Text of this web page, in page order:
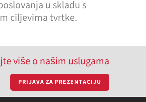
u skladu s
ciljevima tvrtke.
više o našim uslugama
PRIJAVA ZA PREZENTACIJU